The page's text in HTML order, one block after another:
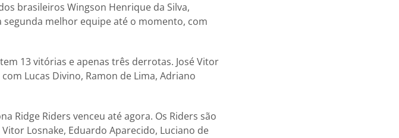
brasileiros Wingson Henrique da Silva,
segunda melhor equipe até o momento, com
13 vitórias e apenas três derrotas. José Vitor
Lucas Divino, Ramon de Lima, Adriano
Ridge Riders venceu até agora. Os Riders são
Losnake, Eduardo Aparecido, Luciano de